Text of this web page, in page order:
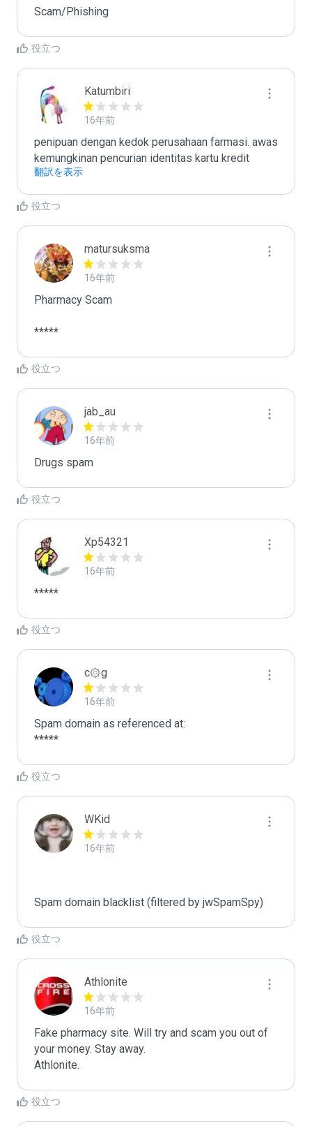
Scam/Phishing
役立つ
Katumbiri
16年前
penipuan dengan kedok perusahaan farmasi. awas
kemungkinan pencurian identitas kartu kredit
翻訳を表示
役立つ
matursuksma
16年前
Pharmacy Scam
*****
役立つ
jab_au
16年前
Drugs spam
役立つ
Xp54321
16年前
*****
役立つ
c۞g
16年前
Spam domain as referenced at:
*****
役立つ
WKid
16年前
Spam domain blacklist (filtered by jwSpamSpy)
役立つ
Athlonite
16年前
Fake pharmacy site. Will try and scam you out of
your money. Stay away.
Athlonite.
役立つ